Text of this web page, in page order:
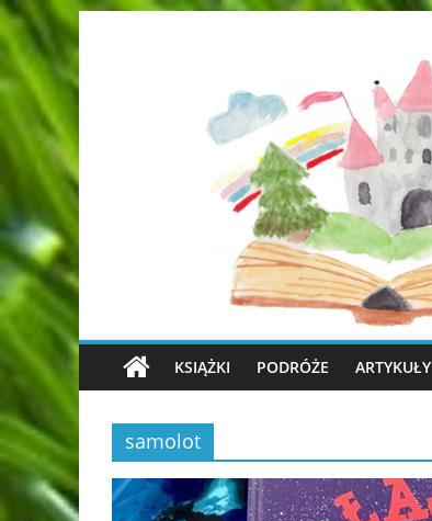
KSIĄŻKI PODRÓŻE ARTYKUŁY
samolot